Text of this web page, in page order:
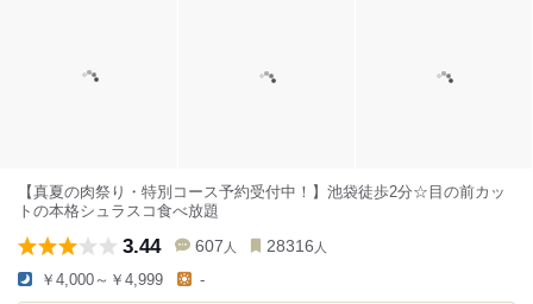
【真夏の肉祭り・特別コース予約受付中！】池袋徒歩2分☆目の前カッ
トの本格シュラスコ食べ放題
3.44 607 人 28316 人
￥4,000～￥4,999 -